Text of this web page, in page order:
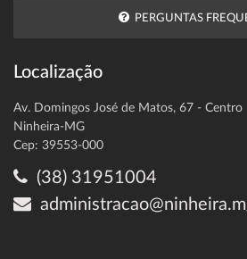
PERGUNTAS
Localização
Av. Domingos José de Matos, 67 - Centro
Ninheira-MG
Cep: 39553-000
(38) 31951004